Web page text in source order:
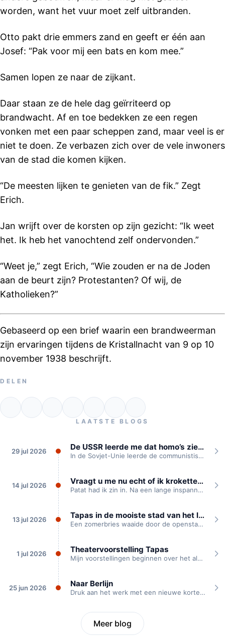
worden, want het vuur moet zelf uitbranden.
Otto pakt drie emmers zand en geeft er één aan
Josef: “Pak voor mij een bats en kom mee.”
Samen lopen ze naar de zijkant.
Daar staan ze de hele dag geïrriteerd op
brandwacht. Af en toe bedekken ze een regen
vonken met een paar scheppen zand, maar veel is er
niet te doen. Ze verbazen zich over de vele inwoners
van de stad die komen kijken.
“De meesten lijken te genieten van de fik.” Zegt
Erich.
Jan wrijft over de korsten op zijn gezicht: “Ik weet
het. Ik heb het vanochtend zelf ondervonden.”
“Weet je,” zegt Erich, “Wie zouden er na de Joden
aan de beurt zijn? Protestanten? Of wij, de
Katholieken?”
Gebaseerd op een brief waarin een brandweerman
zijn ervaringen tijdens de Kristallnacht van 9 op 10
november 1938 beschrijft.
DELEN
LAATSTE BLOGS
29 jul 2026 De USSR leerde me dat homo’s ziek zijn
In de Sovjet-Unie leerde de communistische partij mij dat homoseksualiteit een ziekte is, waarvoor...
14 jul 2026 Vraagt u me nu echt of ik kroketten heb?
Patat had ik zin in. Na een lange inspannende theaterdag waren we onderweg naar...
13 jul 2026 Tapas in de mooiste stad van het land
Een zomerbries waaide door de openstaande kloosterramen. Buiten klepperden de ooievaren die voor het...
1 jul 2026 Theatervoorstelling Tapas
Mijn voorstellingen beginnen over het algemeen met een idee dat ik heb. Of een...
25 jun 2026 Naar Berlijn
Druk aan het werk met een nieuwe korte voorstelling “Naar Berlijn”. Deze vertelt het...
Meer blog